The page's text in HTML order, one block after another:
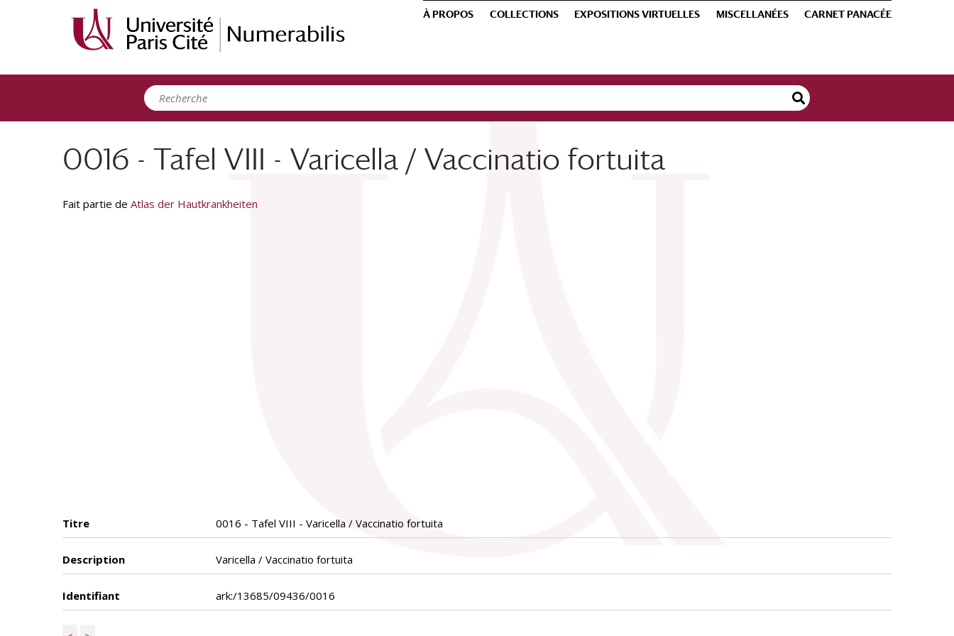
À PROPOS COLLECTIONS EXPOSITIONS VIRTUELLES MISCELLANÉES CARNET PANACÉE
0016 - Tafel VIII - Varicella / Vaccinatio fortuita
Fait partie de Atlas der Hautkrankheiten
Titre 0016 - Tafel VIII - Varicella / Vaccinatio fortuita
Description Varicella / Vaccinatio fortuita
Identifiant ark:/13685/09436/0016
Panneau de gestion des cookies